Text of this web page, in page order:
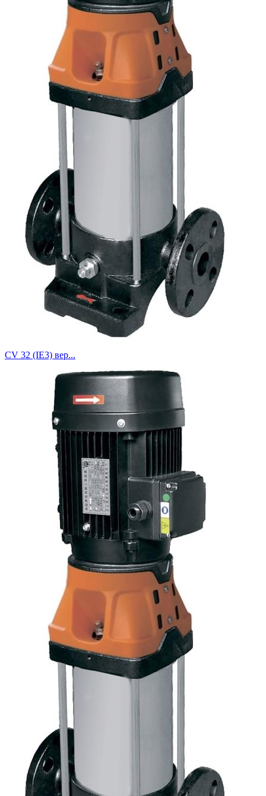
CV 32 (IE3) вер...